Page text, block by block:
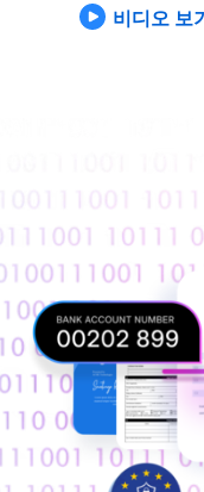
비디오 보